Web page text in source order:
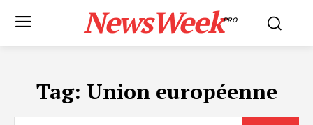
NewsWeekPRO
Tag: Union européenne